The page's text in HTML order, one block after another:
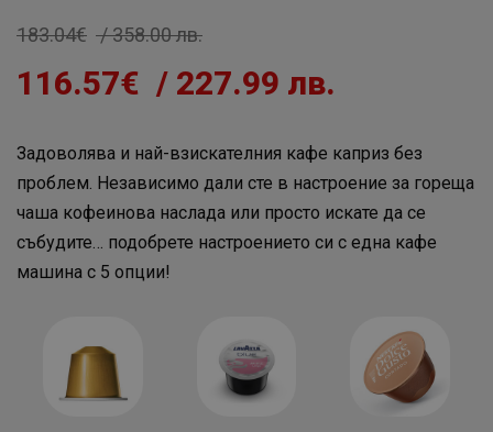
183.04€ / 358.00 лв.
116.57€ / 227.99 лв.
Задоволява и най-взискателния кафе каприз без
проблем. Независимо дали сте в настроение за гореща
чаша кофеинова наслада или просто искате да се
събудите… подобрете настроението си с една кафе
машина с 5 опции!